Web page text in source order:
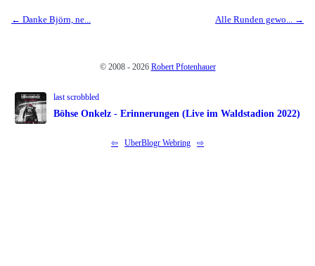
Danke Björn, ne... Alle Runden gewo...
© 2008 - 2026 Robert Pfotenhauer
last scrobbled
Böhse Onkelz - Erinnerungen (Live im Waldstadion 2022)
⇦ UberBlogr Webring ⇨